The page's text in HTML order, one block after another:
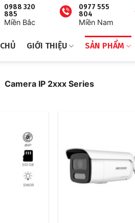
0988 320
885
Miền Bắc
0977 555
804
Miền Nam
GIỚI THIỆU SẢN PHẨM
Camera IP 2xxx Series